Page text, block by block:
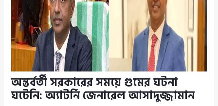
অন্তর্বর্তী সরকারের সময়ে গুমের ঘটনা
ঘটেনি: অ্যাটর্নি জেনারেল আসাদুজ্জামান